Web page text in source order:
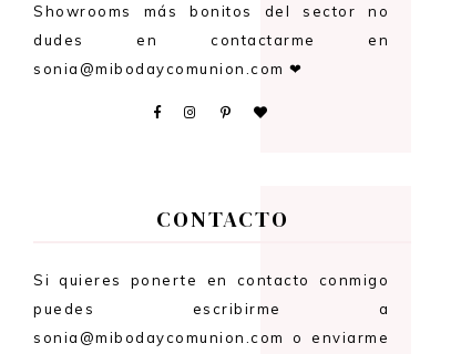
Showrooms más bonitos del sector no
dudes en contactarme en
sonia@mibodaycomunion.com ❤
CONTACTO
Si quieres ponerte en contacto conmigo
puedes escribirme a
sonia@mibodaycomunion.com o enviarme